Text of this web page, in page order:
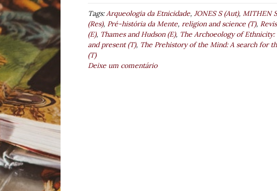
Tags:Arqueologia da Etnicidade, JONES S (Aut), MITHEN
(Res), Pré-história da Mente, religion and science (T),
(E), Thames and Hudson (E), The Archoeology of
and present (T), The Prehistory of the Mind: A search for
(T)
Deixe um comentário